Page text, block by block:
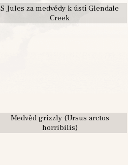
S Jules za medvědy k ústí Glendale
Creek
Medvěd grizzly (Ursus arctos
horribilis)